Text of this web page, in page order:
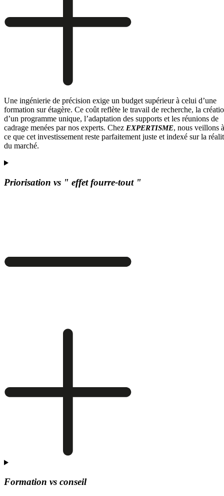
Une ingénierie de précision exige un budget supérieur à celui d’une
formation sur étagère. Ce coût reflète le travail de recherche, la
d’un programme unique, l’adaptation des supports et les réunions de
cadrage menées par nos experts. Chez EXPERTISME, nous veillons à
ce que cet investissement reste parfaitement juste et indexé sur la
du marché.
Priorisation vs " effet fourre-tout "
Formation vs conseil